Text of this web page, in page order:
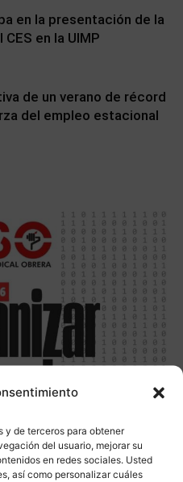
y de terceros para obtener
del usuario, mejorar su
en redes sociales. Usted
así como personalizar cuáles
en la presentación de la
en la UIMP
de un verano de récord
del empleo estacional